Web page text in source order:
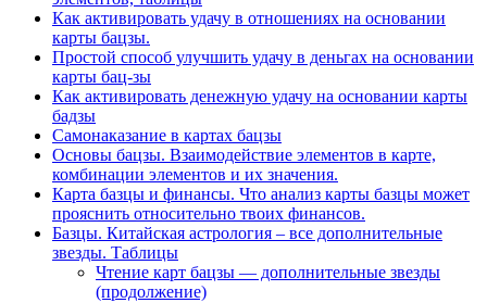
Как активировать удачу в отношениях на основании
карты бацзы.
Простой способ улучшить удачу в деньгах на основании
карты бац-зы
Как активировать денежную удачу на основании карты
бадзы
Самонаказание в картах бацзы
Основы бацзы. Взаимодействие элементов в карте,
комбинации элементов и их значения.
Карта базцы и финансы. Что анализ карты базцы может
прояснить относительно твоих финансов.
Базцы. Китайская астрология – все дополнительные
звезды. Таблицы
Чтение карт бацзы — дополнительные звезды
(продолжение)